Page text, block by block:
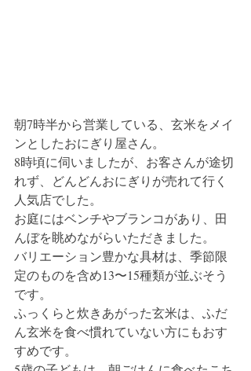
朝7時半から営業している、玄米をメイ
ンとしたおにぎり屋さん。
8時頃に伺いましたが、お客さんが途切
れず、どんどんおにぎりが売れて行く
人気店でした。
お庭にはベンチやブランコがあり、田
んぼを眺めながらいただきました。
バリエーション豊かな具材は、季節限
定のものを含め13〜15種類が並ぶそう
です。
ふっくらと炊きあがった玄米は、ふだ
ん玄米を食べ慣れていない方にもおす
すめです。